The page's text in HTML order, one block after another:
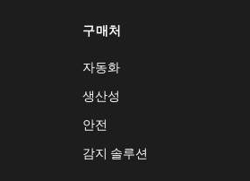
구매처
자동화
생산성
안전
감지 솔루션